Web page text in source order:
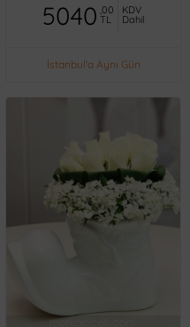
5040 ,00
TL
KDV
Dahil
İstanbul'a Aynı Gün